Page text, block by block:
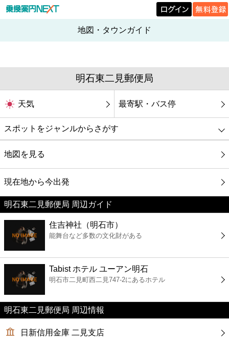
地図・タウンガイド
明石東二見郵便局
天気 最寄駅・バス停
スポットをジャンルからさがす
グルメ
映画
美容
コンビニ
薬局
スーパー
エンタメ
地図を見る
現在地から今出発
明石東二見郵便局 周辺ガイド
住吉神社（明石市）
能舞台など多数の文化財がある
Tabist ホテル ユーアン明石
明石市二見町西二見747-2にあるホテル
明石東二見郵便局 周辺情報
日新信用金庫 二見支店